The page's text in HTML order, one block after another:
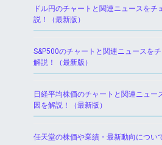
ドル円のチャートと関連ニュースをチ
説！（最新版）
S&P500のチャートと関連ニュースを
解説！（最新版）
日経平均株価のチャートと関連ニュー
因を解説！（最新版）
任天堂の株価や業績・最新動向につい